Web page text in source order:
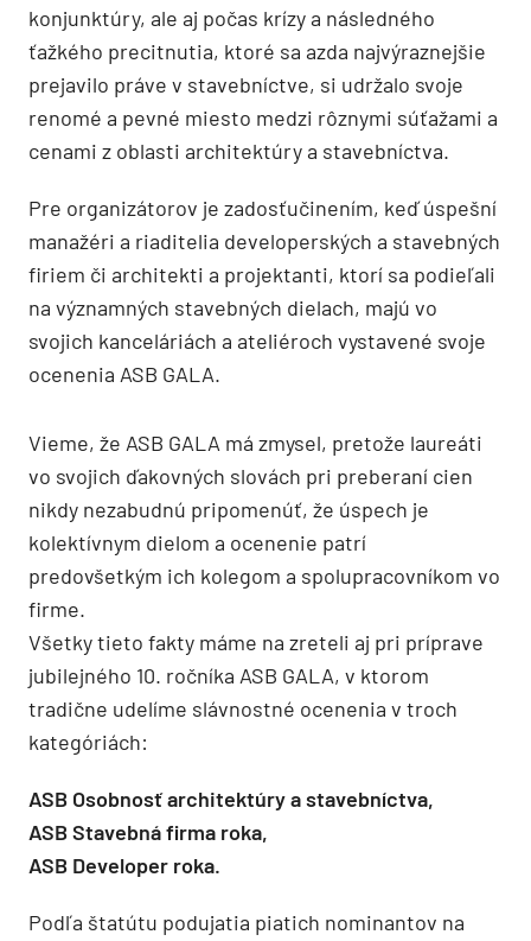
konjunktúry, ale aj počas krízy a následného
ťažkého precitnutia, ktoré sa azda najvýraznejšie
prejavilo práve v stavebníctve, si udržalo svoje
renomé a pevné miesto medzi rôznymi súťažami a
cenami z oblasti architektúry a stavebníctva.
Pre organizátorov je zadosťučinením, keď úspešní
manažéri a riaditelia developerských a stavebných
firiem či architekti a projektanti, ktorí sa podieľali
na významných stavebných dielach, majú vo
svojich kanceláriách a ateliéroch vystavené svoje
ocenenia ASB GALA.
Vieme, že ASB GALA má zmysel, pretože laureáti
vo svojich ďakovných slovách pri preberaní cien
nikdy nezabudnú pripomenúť, že úspech je
kolektívnym dielom a ocenenie patrí
predovšetkým ich kolegom a spolupracovníkom vo
firme.
Všetky tieto fakty máme na zreteli aj pri príprave
jubilejného 10. ročníka ASB GALA, v ktorom
tradične udelíme slávnostné ocenenia v troch
kategóriách:
ASB Osobnosť architektúry a stavebníctva,
ASB Stavebná firma roka,
ASB Developer roka.
Podľa štatútu podujatia piatich nominantov na